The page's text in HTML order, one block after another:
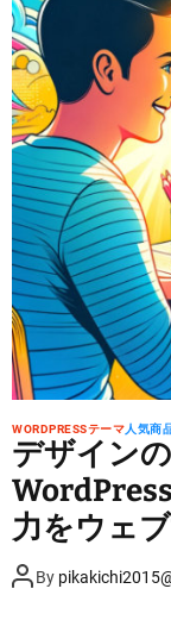
WORDPRESSテーマ人気商
デザイン
力をウェ
P
o
By